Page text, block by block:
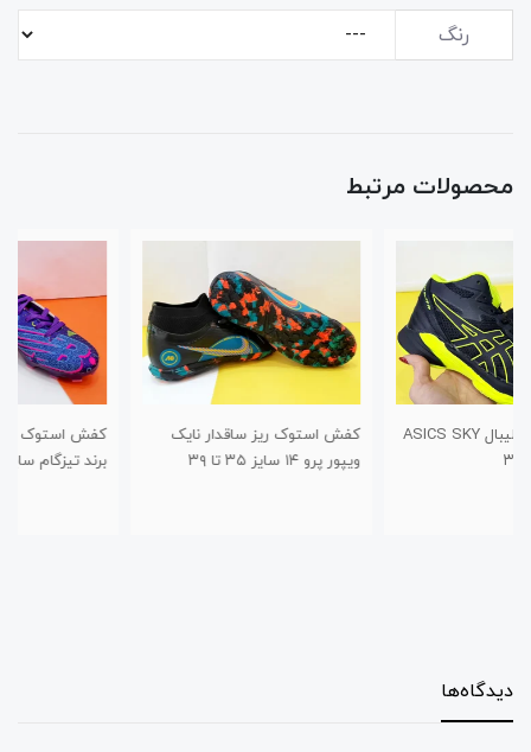
رنگ
محصولات مرتبط
کفش استوک ریز ساقدار نایک
کفش استوک چمن طرح نیوبالانس
برند تیزگام سایز ۳۰ تا ۳۴
دیدگاه‌ها